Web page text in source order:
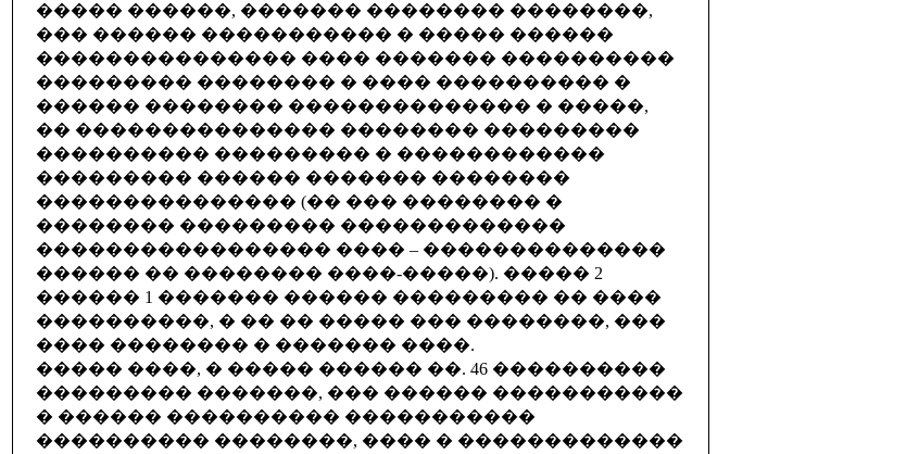
����� ������, ������� �������� ��������,
��� ������ ����������� � ����� ������
��������������� ���� ������� ����������
��������� �������� � ���� ���������� �
������ �������� �������������� � �����,
�� ��������������� �������� ���������
���������� ��������� � ������������
��������� ������ ������� ��������
��������������� (�� ��� �������� �
�������� ��������� �������������
����������������� ���� – ��������������
������ �� �������� ����-�����). ����� 2
������ 1 ������� ������ ��������� �� ����
����������, � �� �� ����� ��� ��������, ���
���� �������� � ������� ����.
����� ����, � ����� ������ ��. 46 ����������
��������� �������, ��� ������ �����������
� ������ ���������� �����������
���������� ��������, ���� � �������������